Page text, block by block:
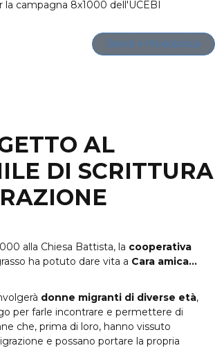
la campagna 8x1000 dell'UCEBI
Bandi e Modulistica
AL
DI SCRITTURA
alla Chiesa Battista, la cooperativa
ha potuto dare vita a Cara amica…
donne migranti di diverse età,
per farle incontrare e permettere di
che, prima di loro, hanno vissuto
e possano portare la propria